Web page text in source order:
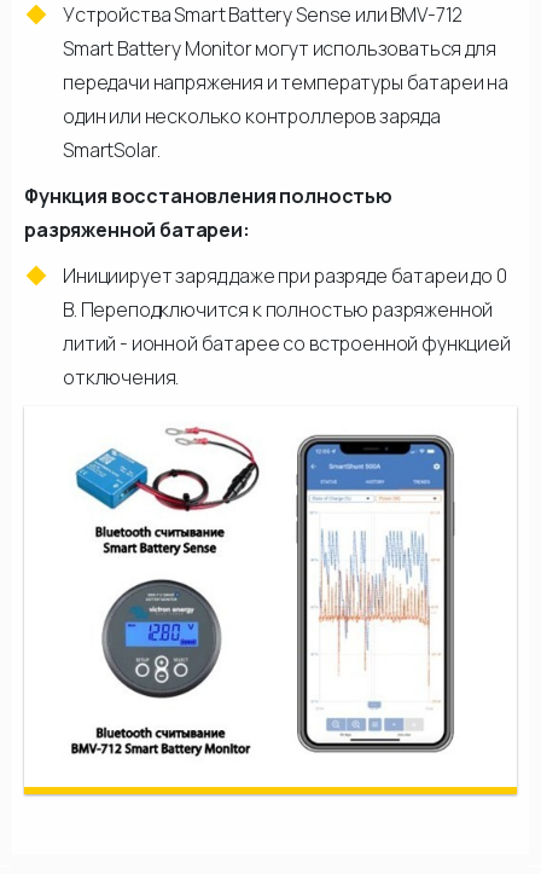
Устройства Smart Battery Sense или BMV-712
Smart Battery Monitor могут использоваться для
передачи напряжения и температуры батареи на
один или несколько контроллеров заряда
SmartSolar.
Функция восстановления полностью
разряженной батареи:
Инициирует заряд даже при разряде батареи до 0
В. Переподключится к полностью разряженной
литий - ионной батарее со встроенной функцией
отключения.